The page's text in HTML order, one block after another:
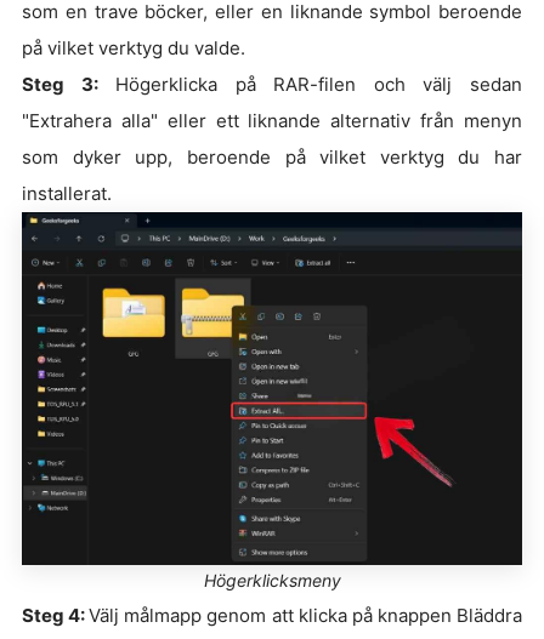
som en trave böcker, eller en liknande symbol beroende
på vilket verktyg du valde.
Steg 3:Högerklicka på RAR-filen och välj sedan
"Extrahera alla" eller ett liknande alternativ från menyn
som dyker upp, beroende på vilket verktyg du har
installerat.
Högerklicksmeny
Steg 4:Välj målmapp genom att klicka på knappen Bläddra